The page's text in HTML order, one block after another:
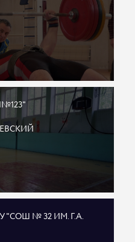
№ 32 ИМ. Г.А.